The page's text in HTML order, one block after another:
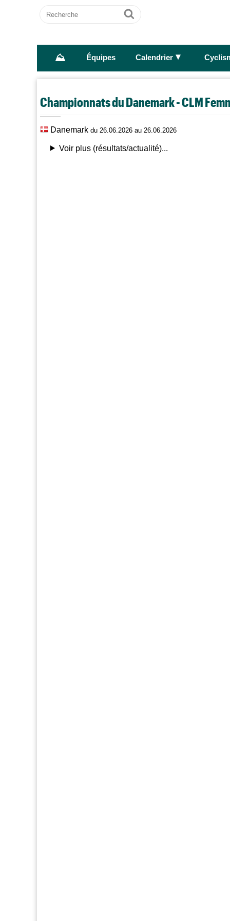
Recherche
Ok
⛰ Équipes Calendrier ►
Championnats du Danemark - CLM
Danemark du 26.06.2026 au 26.06.2026
Voir plus (résultats/actualité)...